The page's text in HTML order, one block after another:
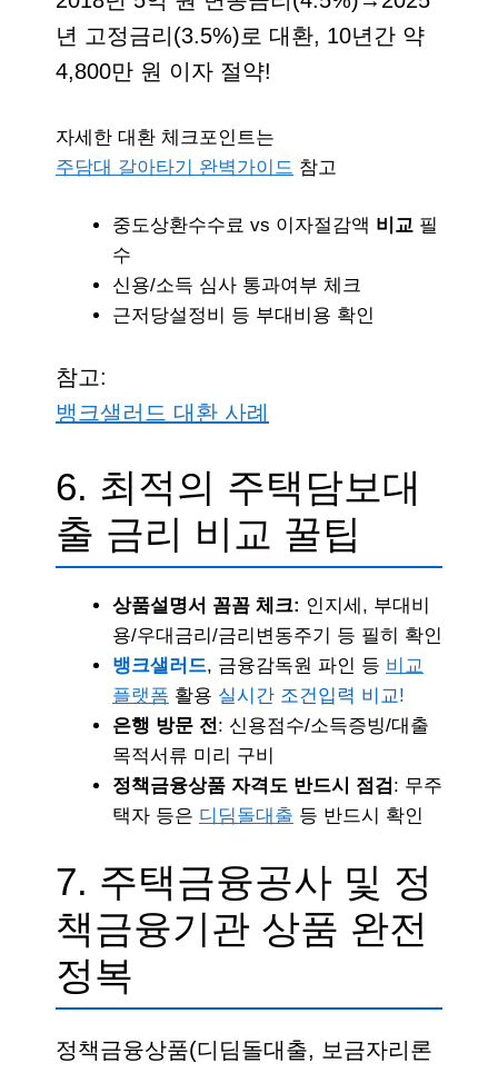
년 고정금리(3.5%)로 대환, 10년간 약
4,800만 원 이자 절약!
자세한 대환 체크포인트는
주담대 갈아타기 완벽가이드 참고
중도상환수수료 vs 이자절감액 비교 필
수
신용/소득 심사 통과여부 체크
근저당설정비 등 부대비용 확인
참고:
뱅크샐러드 대환 사례
6. 최적의 주택담보대
출 금리 비교 꿀팁
상품설명서 꼼꼼 체크: 인지세, 부대비
용/우대금리/금리변동주기 등 필히 확인
뱅크샐러드, 금융감독원 파인 등 비교
플랫폼 활용 실시간 조건입력 비교!
은행 방문 전 : 신용점수/소득증빙/대출
목적서류 미리 구비
정책금융상품 자격도 반드시 점검: 무주
택자 등은 디딤돌대출 등 반드시 확인
7. 주택금융공사 및 정
책금융기관 상품 완전
정복
정책금융상품(디딤돌대출, 보금자리론